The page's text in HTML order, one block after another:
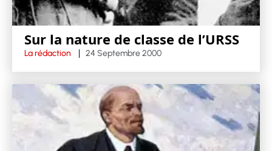
Sur la nature de classe de l’URSS
La rédaction 24 Septembre 2000